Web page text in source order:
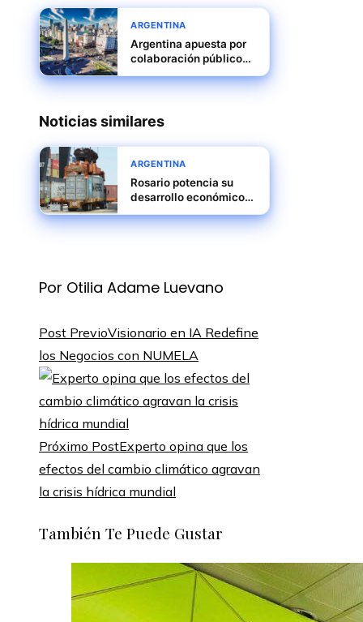
ARGENTINA
Argentina apuesta por
colaboración público
privada para impulsar
competitividad
Noticias similares
ARGENTINA
Rosario potencia su
desarrollo económico
mediante inversiones
en industria y logística
Por Otilia Adame Luevano
Post PrevioVisionario en IA Redefine
los Negocios con NUMELA
Próximo PostExperto opina que los
efectos del cambio climático agravan
la crisis hídrica mundial
También Te Puede Gustar